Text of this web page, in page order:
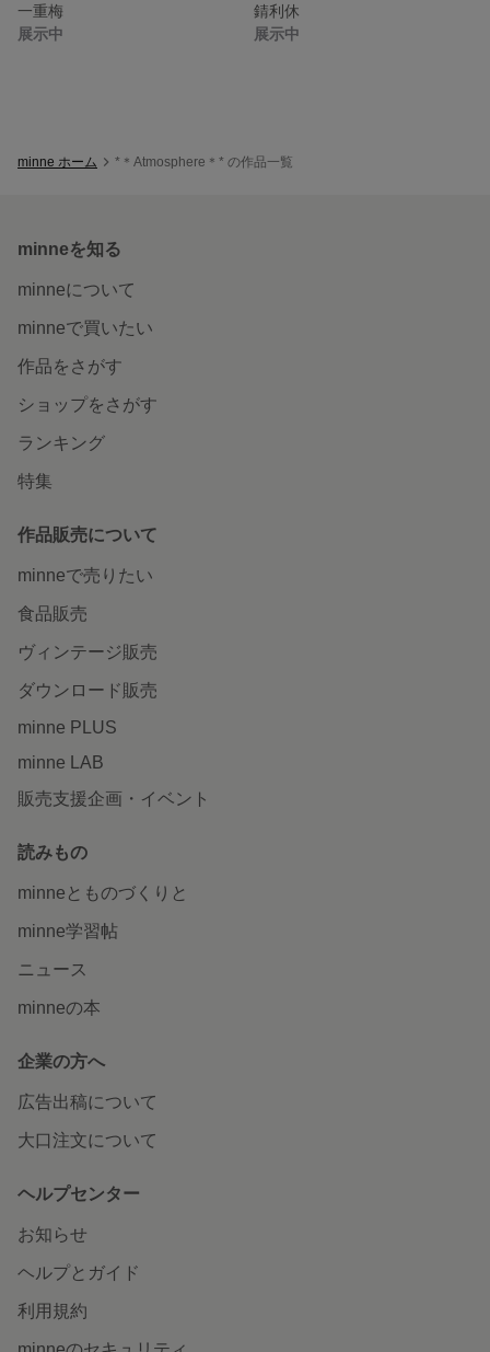
一重梅
展示中
錆利休
展示中
minne ホーム *＊Atmosphere＊* の作品一覧
minneを知る
minneについて
minneで買いたい
作品をさがす
ショップをさがす
ランキング
特集
作品販売について
minneで売りたい
食品販売
ヴィンテージ販売
ダウンロード販売
minne PLUS
minne LAB
販売支援企画・イベント
読みもの
minneとものづくりと
minne学習帖
ニュース
minneの本
企業の方へ
広告出稿について
大口注文について
ヘルプセンター
お知らせ
ヘルプとガイド
利用規約